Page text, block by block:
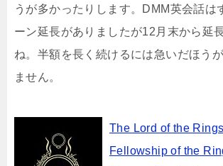
うが多かったりします。DMM英会話は
ーン延長がありましたが12月末から延
ね。半額を長く続けるには急いだほう
ません。
The Lord of the
Fellowship of the